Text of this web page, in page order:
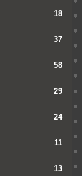
18
37
58
29
24
11
13